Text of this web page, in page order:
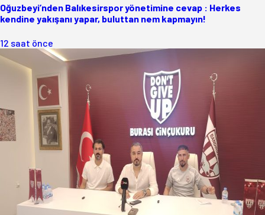
Oğuzbeyi’nden Balıkesirspor yönetimine cevap : Herkes
kendine yakışanı yapar, buluttan nem kapmayın!
12 saat önce